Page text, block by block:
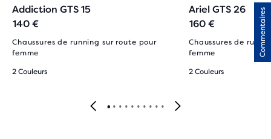
Addiction GTS 15
140 €
Chaussures de running sur route pour
femme
2 Couleurs
Ariel GTS 26
160 €
Chaussures de
femme
2 Couleurs
Commentaires